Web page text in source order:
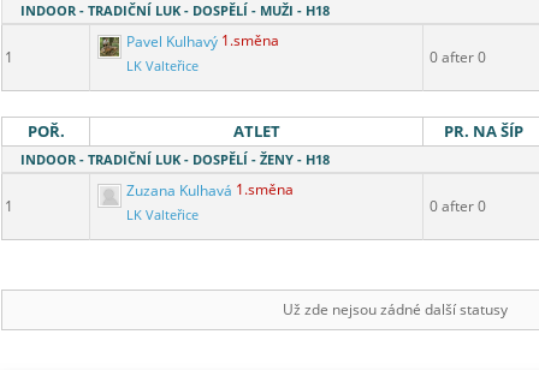
INDOOR - TRADIČNÍ LUK - DOSPĚLÍ - MUŽI - H18
1
Pavel Kulhavý 1.směna
LK Valteřice 0 after 0
POŘ. ATLET PR. NA ŠÍP
INDOOR - TRADIČNÍ LUK - DOSPĚLÍ - ŽENY - H18
1
Zuzana Kulhavá 1.směna
LK Valteřice 0 after 0
Už zde nejsou zádné další statusy